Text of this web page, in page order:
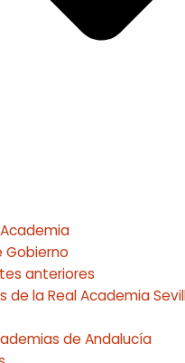
Gobierno
anteriores
de la Real Academia
de Andalucía